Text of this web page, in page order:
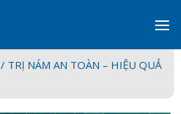
/ TRỊ NÁM AN TOÀN – HIỆU QUẢ